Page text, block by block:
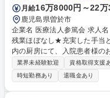
月給16万8000円～22万
鹿児島県曽於市
企業名 医療法人参篤会 求人名 【曽於市】病院の調理補助★未経験歓迎★
残業ほぼなし★充実した手当と福利厚生 仕事の内容 【
内の厨房にて、入院患者様の
った時間に合わせて提供できるよ
容】 ・調理補助：工場で加工済の食材が届くので再加熱の調理が中心 ・
盛り付け：入院患者様ごとの献
洗浄 ★季節や行事ごとのお
業界未経験歓迎 資格取得支援
時短勤務あり
退職金あり